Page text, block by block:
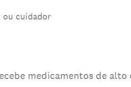
ou cuidador
medicamentos de alto